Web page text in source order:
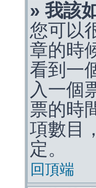
» 我該
您可以
章的時
看到一
入一個
票的時
項數目
定。
回頂端